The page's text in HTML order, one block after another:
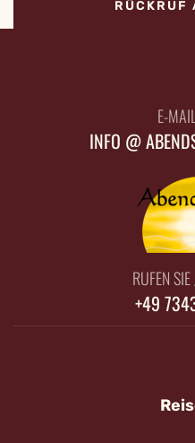
RÜCKRUF
E-
INFO @
RUFEN
+49